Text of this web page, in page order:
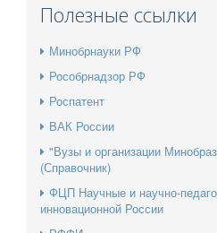
Полезные ссылки
Минобрнауки РФ
Рособрнадзор РФ
Роспатент
ВАК России
"Вузы и организации
(Справочник)
ФЦП Научные и научно-
инновационной России